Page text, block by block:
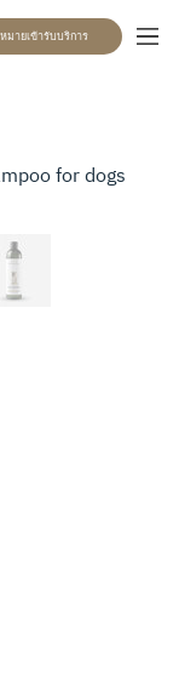
มายเข้ารับบริการ
for dogs